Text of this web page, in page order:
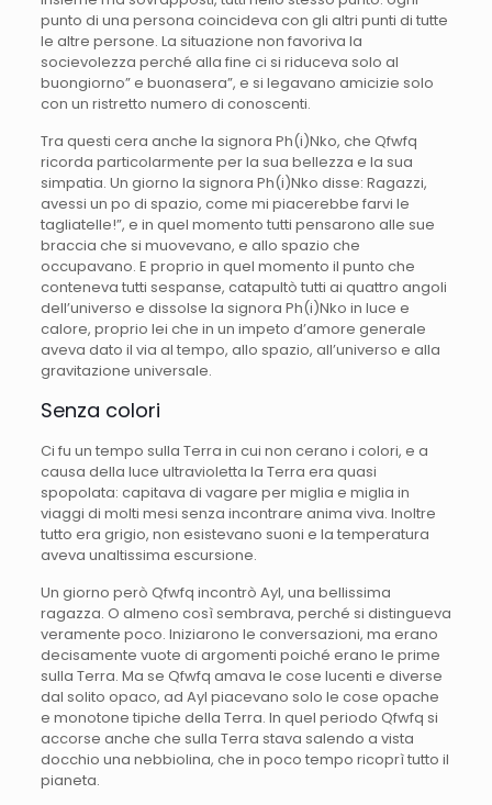
punto di una persona coincideva con gli altri punti di tutte
le altre persone. La situazione non favoriva la
socievolezza perché alla fine ci si riduceva solo al
buongiorno” e buonasera”, e si legavano amicizie solo
con un ristretto numero di conoscenti.
Tra questi cera anche la signora Ph(i)Nko, che Qfwfq
ricorda particolarmente per la sua bellezza e la sua
simpatia. Un giorno la signora Ph(i)Nko disse: Ragazzi,
avessi un po di spazio, come mi piacerebbe farvi le
tagliatelle!”, e in quel momento tutti pensarono alle sue
braccia che si muovevano, e allo spazio che
occupavano. E proprio in quel momento il punto che
conteneva tutti sespanse, catapultò tutti ai quattro angoli
dell’universo e dissolse la signora Ph(i)Nko in luce e
calore, proprio lei che in un impeto d’amore generale
aveva dato il via al tempo, allo spazio, all’universo e alla
gravitazione universale.
Senza colori
Ci fu un tempo sulla Terra in cui non cerano i colori, e a
causa della luce ultravioletta la Terra era quasi
spopolata: capitava di vagare per miglia e miglia in
viaggi di molti mesi senza incontrare anima viva. Inoltre
tutto era grigio, non esistevano suoni e la temperatura
aveva unaltissima escursione.
Un giorno però Qfwfq incontrò Ayl, una bellissima
ragazza. O almeno così sembrava, perché si distingueva
veramente poco. Iniziarono le conversazioni, ma erano
decisamente vuote di argomenti poiché erano le prime
sulla Terra. Ma se Qfwfq amava le cose lucenti e diverse
dal solito opaco, ad Ayl piacevano solo le cose opache
e monotone tipiche della Terra. In quel periodo Qfwfq si
accorse anche che sulla Terra stava salendo a vista
docchio una nebbiolina, che in poco tempo ricoprì tutto il
pianeta.